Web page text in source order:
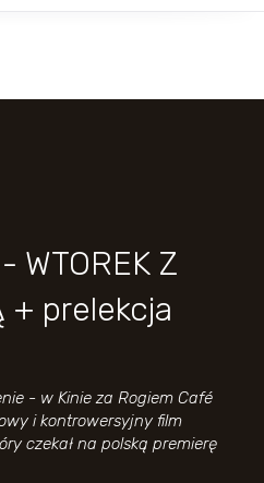
WTOREK Z
+ prelekcja
- w Kinie za Rogiem Café
i kontrowersyjny film
czekał na polską premierę